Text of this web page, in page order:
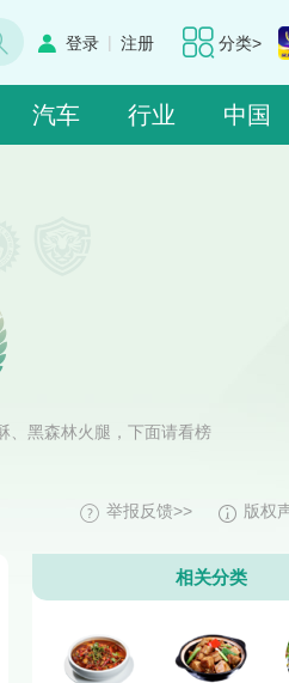
分类>
登录 | 注册
汽车 行业 中国
、黑森林火腿，下面请看榜
版权
举报反馈>>
相关分类